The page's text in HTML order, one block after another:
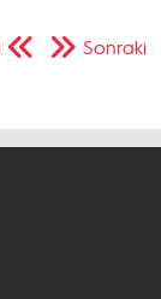
Sonraki